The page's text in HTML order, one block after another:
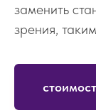
заменить
зрения,